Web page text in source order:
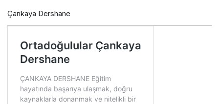
Çankaya Dershane